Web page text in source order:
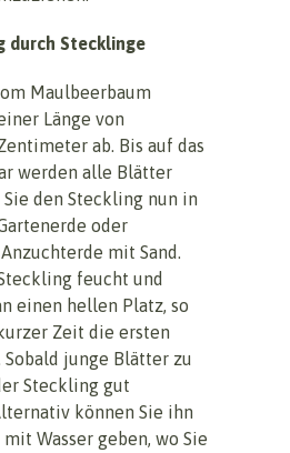
durch Stecklinge
Maulbeerbaum
Länge von
ab. Bis auf das
werden alle Blätter
den Steckling nun in
oder
mit Sand.
feucht und
einen hellen Platz, so
Zeit die ersten
junge Blätter zu
Steckling gut
können Sie ihn
Wasser geben, wo Sie